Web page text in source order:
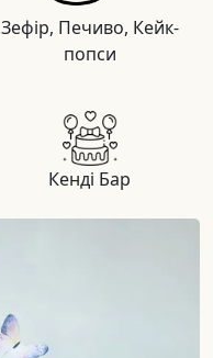
Зефір, Печиво, Кейк-
попси
Кенді Бар